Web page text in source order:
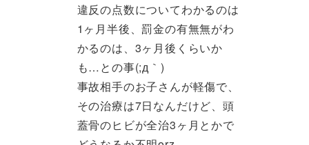
違反の点数についてわかるのは
1ヶ月半後、罰金の有無無がわ
かるのは、3ヶ月後くらいか
も…との事(;д｀)
事故相手のお子さんが軽傷で、
その治療は7日なんだけど、頭
蓋骨のヒビが全治3ヶ月とかで